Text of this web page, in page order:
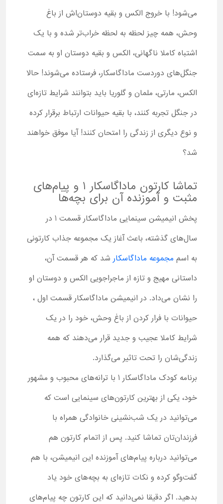
می‌شود! با خروج الکس و بقیه دوستان‌اش از باغ
وحش، همه چیز لحظه به ‌لحظه خراب‌تر شده و با یک
اشتباه کاملا ناگهانی، الکس و بقیه دوستان او به سمت
جنگل‌های دوردست ماداگاسکار، فرستاده می‌شوند! حالا
الکس، مارتی، ملمان و گلوریا باید بتوانند شرایط تازه‌ای
در جنگل تجربه کنند، با بقیه حیوانات ارتباط برقرار کرده
و نوع دیگری از زندگی را امتحان کنند! آیا موفق خواهند
شد؟
تماشا کارتون ماداگاسکار 1 و پیام‌های
مثبت و آموزنده آن برای بچه‌ها
پخش انیمیشن سینمایی ماداگاسکار قسمت 1 در
سال‌های گذشته، باعث آغاز یک مجموعه جذاب کارتونی
به اسم مجموعه ماداگاسکار شد که هر قسمت آن،
داستانی مهیج و تازه از ماجراجویی الکس و دوستان او
را نشان می‌داد. در انیمیشن ماداگاسکار قسمت اول ،
حیوانات با فرار کردن از باغ وحش، خود را در یک
شرایط کاملا عجیب و جدید قرار می‌دهند که همه
زندگی‌شان را تحت تاثیر می‌گذارد.
برنامه کودک ماداگاسکار 1 با ترانه‌های محبوب و مشهور
خود، یکی از بهترین کارتون‌های سینمایی است که
می‌توانید در یک شب‌نشینی خانوادگی همراه با
فرزندان‌تان تماشا کنید. پس از اتمام کارتون هم
می‌توانید درباره پیام‌های آموزنده این انیمیشن، با هم
گفت‌وگو کرده و نکات تازه‌ای به بچه‌های خود یاد
بدهید. اگر دقیقا نمی‌دانید که این کارتون چه پیام‌های